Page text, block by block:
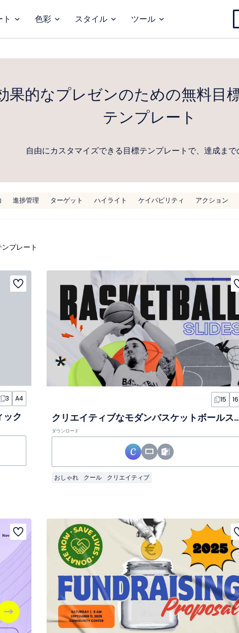
色彩 スタイル ツール
果的なプレゼンのための無料目
テンプレート
自由にカスタマイズできる目標テンプレートで、達成まで
進捗管理 ターゲット ハイライト ケイパビリティ アクション
プレート
3 A4
ック
15
クリエイティブなモダ
ダウンロード
おしゃれ クール クリエイティブ